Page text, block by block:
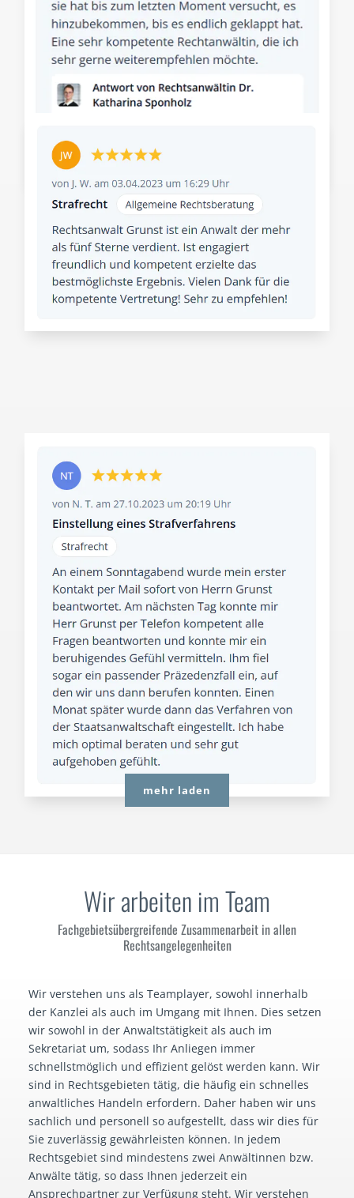
mehr laden
Wir arbeiten im Team
Fachgebietsübergreifende Zusammenarbeit in allen
Rechtsangelegenheiten
Wir verstehen uns als Teamplayer, sowohl innerhalb
der Kanzlei als auch im Umgang mit Ihnen. Dies setzen
wir sowohl in der Anwaltstätigkeit als auch im
Sekretariat um, sodass Ihr Anliegen immer
schnellstmöglich und effizient gelöst werden kann. Wir
sind in Rechtsgebieten tätig, die häufig ein schnelles
anwaltliches Handeln erfordern. Daher haben wir uns
sachlich und personell so aufgestellt, dass wir dies für
Sie zuverlässig gewährleisten können. In jedem
Rechtsgebiet sind mindestens zwei Anwältinnen bzw.
Anwälte tätig, so dass Ihnen jederzeit ein
Ansprechpartner zur Verfügung steht. Wir verstehen